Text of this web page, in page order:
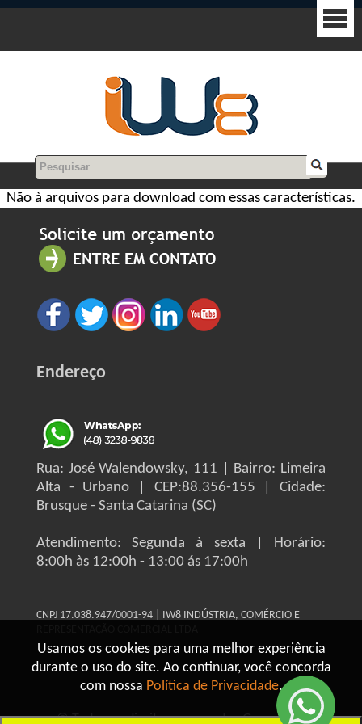
Usamos os cookies para uma melhor experiência
durante o uso do site. Ao continuar, você concorda
com nossa Política de Privacidade.
Não à arquivos para download com essas características.
Endereço
Rua: José Walendowsky, 111 | Bairro: Limeira
Alta - Urbano | CEP:88.356-155 | Cidade:
Brusque - Santa Catarina (SC)
Atendimento: Segunda à sexta | Horário:
8:00h às 12:00h - 13:00 ás 17:00h
CNPJ 17.038.947/0001-94 | IW8 INDÚSTRIA, COMÉRCIO E
© Todos os direitos reservados Grupo IW8